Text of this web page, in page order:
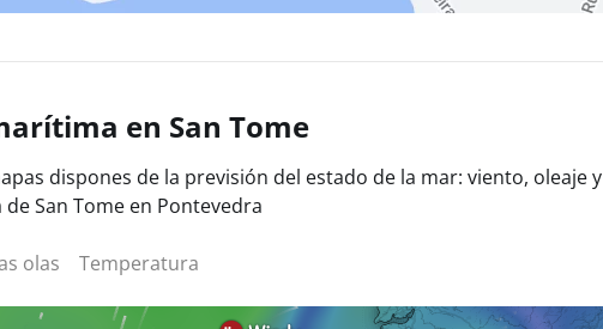
en San Tome
dispones de la previsión del estado de la mar: viento, oleaje y
San Tome en Pontevedra
olas Temperatura